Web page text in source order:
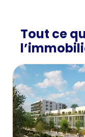
Tout ce